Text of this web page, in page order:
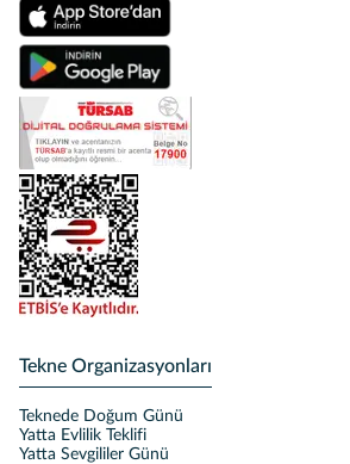
Tekne Organizasyonları
Teknede Doğum Günü
Yatta Evlilik Teklifi
Yatta Sevgililer Günü